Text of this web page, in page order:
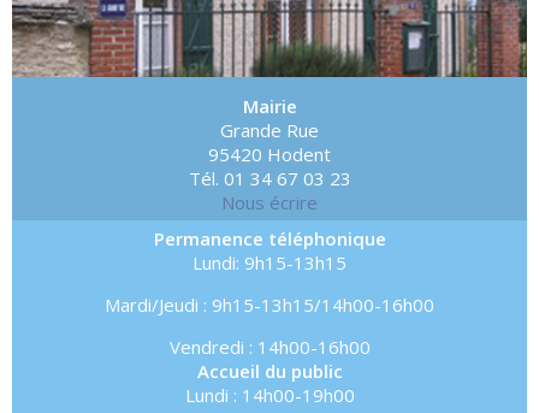
Mairie
Grande Rue
95420 Hodent
Tél. 01 34 67 03 23
Nous écrire
Permanence téléphonique
Lundi: 9h15-13h15
Mardi/Jeudi : 9h15-13h15/14h00-16h00
Vendredi : 14h00-16h00
Accueil du public
Lundi : 14h00-19h00